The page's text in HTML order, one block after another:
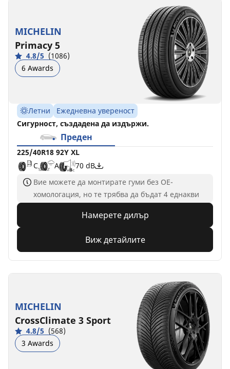
MICHELIN
Primacy 5
4.8/5 (1086)
6 Awards
Летни
Ежедневна увереност
Сигурност, създадена да издържи.
Преден
225/40R18 92Y XL
C
A
70 dB
Вие можете да монтирате гуми без ОЕ-
хомологация, но те трябва да бъдат 4 еднакви
Намерете дилър
Виж детайлите
MICHELIN
CrossClimate 3 Sport
4.8/5 (568)
3 Awards